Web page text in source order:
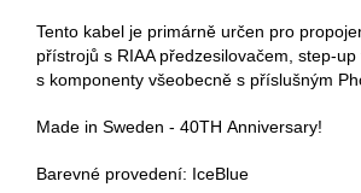
Tento kabel je primárně určen pro
přístrojů s RIAA předzesilovačem, step-
s komponenty všeobecně s příslušným
Made in Sweden - 40TH Anniversary!
Barevné provedení: IceBlue